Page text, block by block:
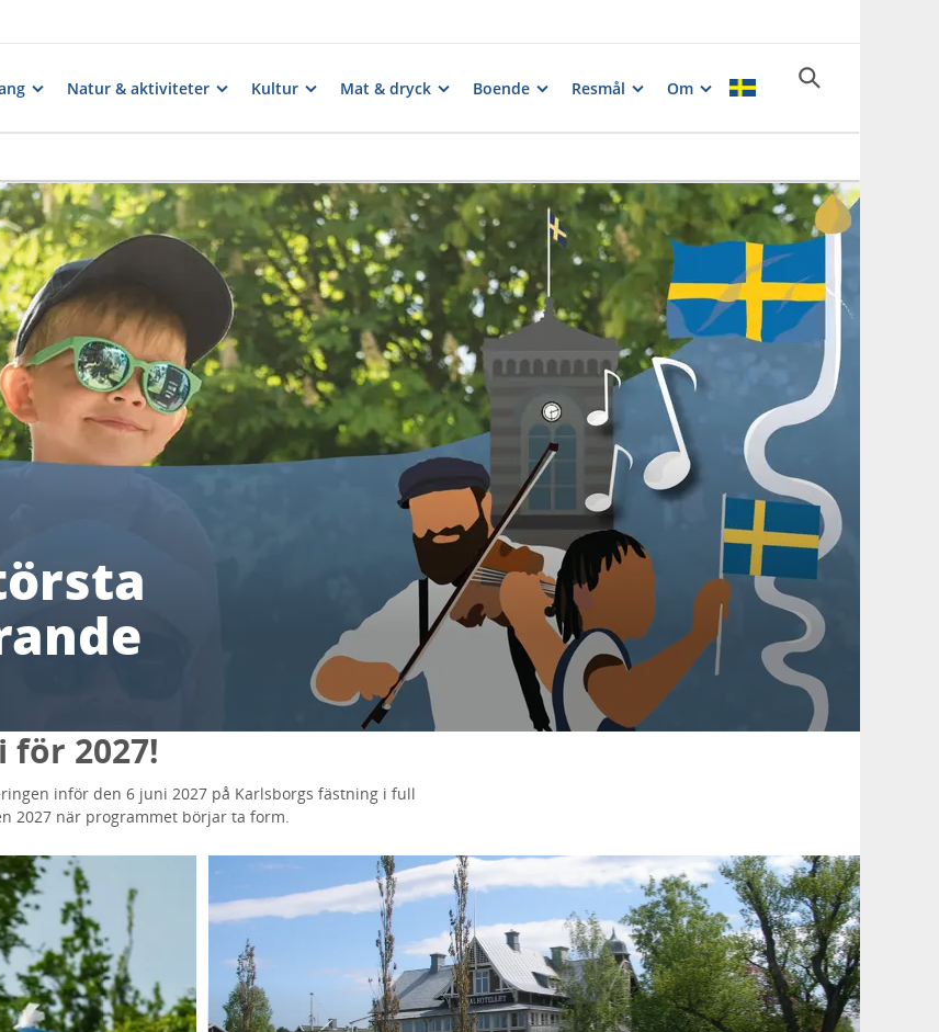
Natur & aktiviteter Kultur Mat & dryck Boende Resmål Om
för 2027!
inför den 6 juni 2027 på Karlsborgs fästning i full
2027 när programmet börjar ta form.